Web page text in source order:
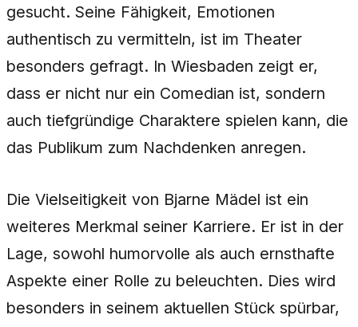
gesucht. Seine Fähigkeit, Emotionen
authentisch zu vermitteln, ist im Theater
besonders gefragt. In Wiesbaden zeigt er,
dass er nicht nur ein Comedian ist, sondern
auch tiefgründige Charaktere spielen kann, die
das Publikum zum Nachdenken anregen.
Die Vielseitigkeit von Bjarne Mädel ist ein
weiteres Merkmal seiner Karriere. Er ist in der
Lage, sowohl humorvolle als auch ernsthafte
Aspekte einer Rolle zu beleuchten. Dies wird
besonders in seinem aktuellen Stück spürbar,